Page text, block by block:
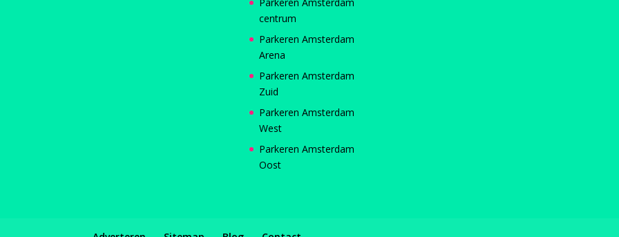
centrum
Parkeren Amsterdam
Arena
Parkeren Amsterdam
Zuid
Parkeren Amsterdam
West
Parkeren Amsterdam
Oost